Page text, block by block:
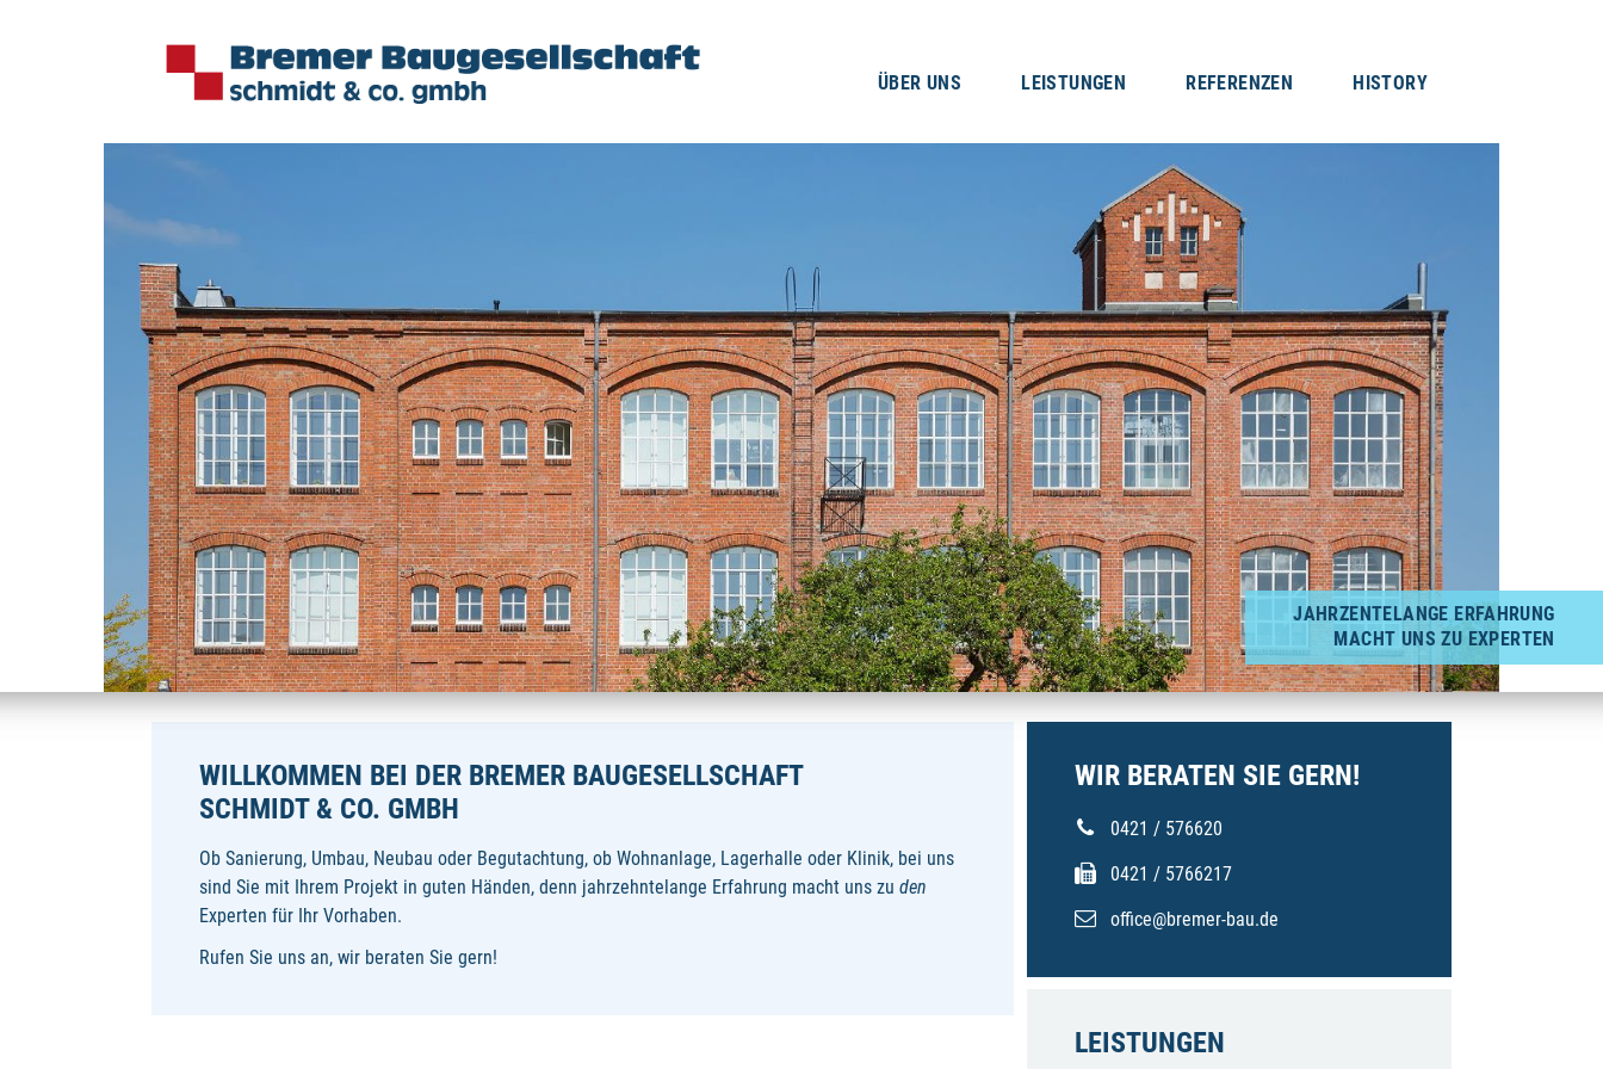
ÜBER UNS LEISTUNGEN REFERENZEN HISTORY
JAHRZENTELANGE ERFAHRUNG
MACHT UNS ZU EXPERTEN
WILLKOMMEN BEI DER BREMER BAUGESELLSCHAFT
SCHMIDT & CO. GMBH
Ob Sanierung, Umbau, Neubau oder Begutachtung, ob Wohnanlage, Lagerhalle oder Klinik, bei uns
sind Sie mit Ihrem Projekt in guten Händen, denn jahrzehntelange Erfahrung macht uns zu den
Experten für Ihr Vorhaben.
Rufen Sie uns an, wir beraten Sie gern!
WIR BERATEN SIE GERN!
0421 / 576620
0421 / 5766217
office@bremer-bau.de
LEISTUNGEN